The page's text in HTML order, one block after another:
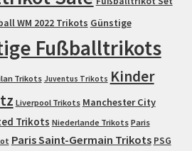
WM 2022 Trikots Günstige
Fußballtrikots
Trikots Juventus Trikots Kinder
Liverpool Trikots Manchester City
Trikots Niederlande Trikots Paris
Paris Saint-Germain Trikots PSG